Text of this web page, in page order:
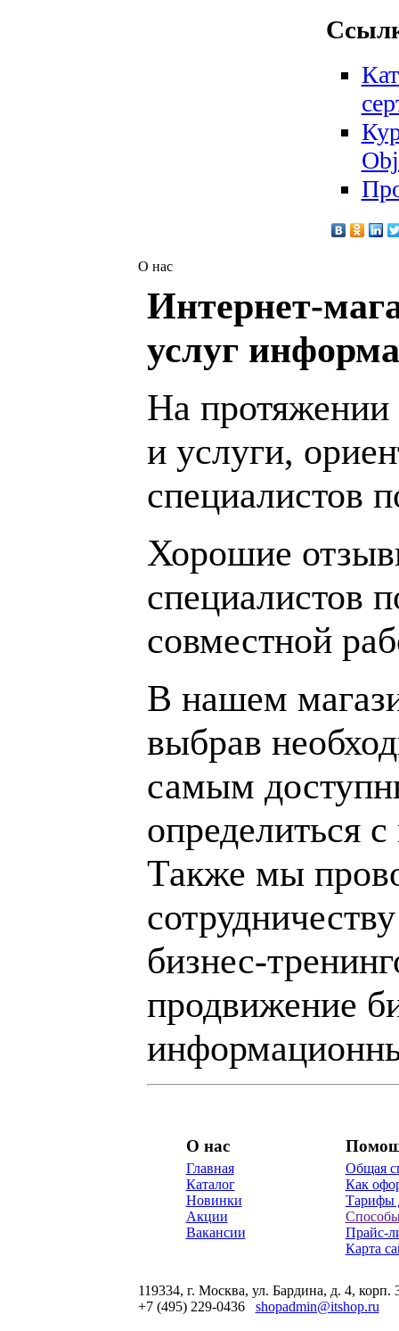
О нас
Интернет-
услуг
На протяжении
и услуги,
специалистов
Хорошие
специалистов
совместной
В нашем
выбрав
самым
определиться
Также мы
бизнес-
продвижение
О нас
Главная
Каталог
Новинки
Акции
Вакансии
Общая
Как
Тарифы
Прайс-
Карта
119334, г. Москва, ул. Бардина, д. 4, корп.
+7 (495) 229-0436 shopadmin@itshop.ru